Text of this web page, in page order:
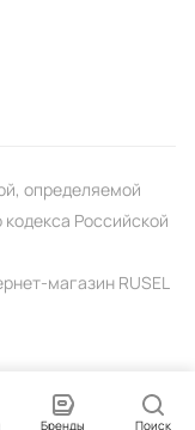
определяемой
Российской
магазин RUSEL
Бренды Поиск